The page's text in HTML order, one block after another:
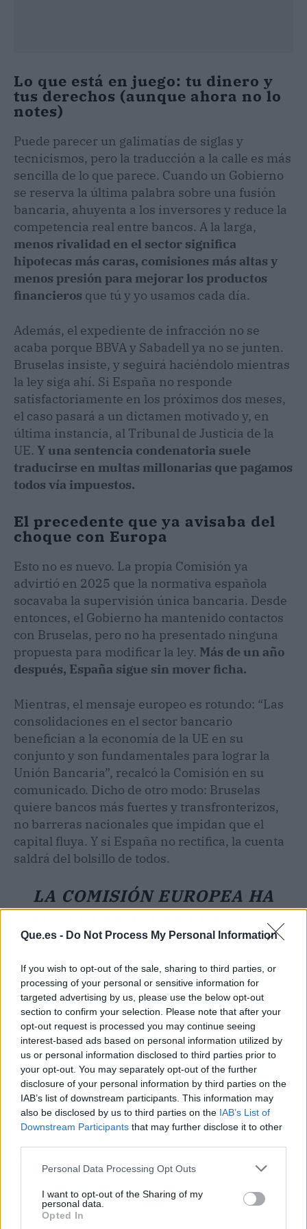
Que.es - Do Not Process My Personal Information
If you wish to opt-out of the sale, sharing to third parties, or
processing of your personal or sensitive information for
targeted advertising by us, please use the below opt-out
section to confirm your selection. Please note that after your
opt-out request is processed you may continue seeing
interest-based ads based on personal information utilized by
us or personal information disclosed to third parties prior to
your opt-out. You may separately opt-out of the further
disclosure of your personal information by third parties on the
IAB’s list of downstream participants. This information may
also be disclosed by us to third parties on the IAB’s List of
Downstream Participants that may further disclose it to other
Personal Data Processing Opt Outs
I want to opt-out of the Sharing of my
personal data.
Opted In
Lo que está en juego: tu dinero y
tus derechos (aunque ahora no lo
notes)
Puede parecer un galimatías de siglas y
tecnicismos, pero la traducción a la calle es más
sencilla de lo que parece. Cuando un Gobierno
se reserva la última palabra sobre una fusión
bancaria, ahuyenta a los inversores y reduce la
competencia real entre bancos. A la larga,
menos rivalidad en el sector significa
hipotecas más caras, comisiones más altas y
menos presión para mejorar los productos
financieros que tú y yo usamos cada día.
Además, el expediente de infracción no se
acaba porque BBVA y Sabadell ya no se junten.
Bruselas insiste, y seguirá haciéndolo mientras
la ley siga ahí. Si España no responde
satisfactoriamente en los próximos dos meses,
el caso pasará a un dictamen motivado y, en
última instancia, al Tribunal de Justicia de la
UE. Y una sentencia condenatoria suele
traducirse en multas millonarias que pagamos
todos vía impuestos.
El precedente que ya avisaba del
choque con Europa
Esto no es nuevo. La propia Comisión ya
advirtió en 2025 que la normativa española
socavaba la supervisión única bancaria. Desde
entonces, el Gobierno ha mantenido contactos
con Bruselas, pero no ha presentado ninguna
propuesta para modificar la ley. Más de un año
después, España sigue sin mover ficha.
Mientras, el mensaje europeo es rotundo: “Las
consolidaciones en el sector bancario
benefician a la economía de la UE en su
conjunto y son fundamentales para lograr la
Unión Bancaria”, recalcó la Comisión en su
comunicado. Dicho de otro modo: Bruselas
quiere bancos más fuertes y transfronterizos,
no barreras nacionales que impidan que el
capital fluya. Y si España no rectifica, la cuenta
saldrá del bolsillo de todos.
LA COMISIÓN EUROPEA HA
SIDO CLARA: LAS FUSIONES
BANCARIAS SON
NECESARIAS PARA LA
ECONOMÍA. LO QUE NO HA
DICHO ES QUE, SI EL
GOBIERNO SIGUE
AMURALLANDO AL SECTOR,
EL LITIGIO PUEDE ACABAR
COSTÁNDONOS DINERO A TI
Y A MÍ.
infracción va mucho más allá del caso concreto.
Es un pulso sobre quién tiene la última palabra
cuando un banco quiere comprar otro: el BCE o